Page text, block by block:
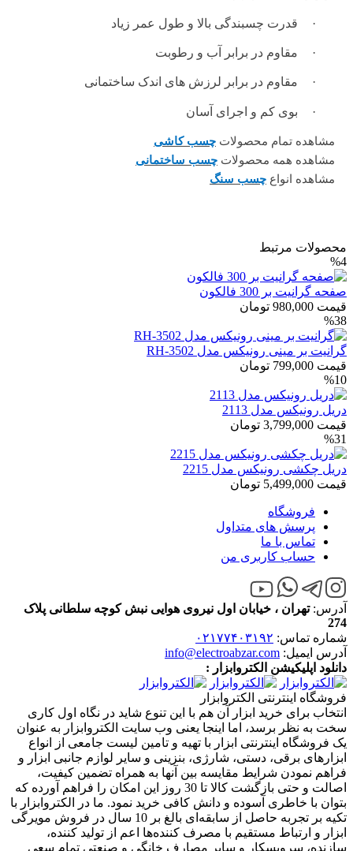
· قدرت چسبندگی بالا و طول عمر زیاد
· مقاوم در برابر آب و رطوبت
· مقاوم در برابر لرزش های اندک ساختمانی
· بوی کم و اجرای آسان
مشاهده تمام محصولات چسب کاشی
مشاهده همه محصولات چسب ساختمانی
مشاهده انواع چسب سنگ
محصولات مرتبط
%4
صفحه گرانیت بر 300 فالکون
قیمت 980,000 تومان
%38
گرانیت بر مینی رونیکس مدل RH-3502
قیمت 799,000 تومان
%10
دریل رونیکس مدل 2113
قیمت 3,799,000 تومان
%31
دریل چکشی رونیکس مدل 2215
قیمت 5,499,000 تومان
فروشگاه
پرسش های متداول
تماس با ما
حساب کاربری من
آدرس:تهران ، خیابان اول نیروی هوایی نبش کوچه سلطانی پلاک
274
شماره تماس: ۰۲۱۷۷۴۰۳۱۹۲
آدرس ایمیل: info@electroabzar.com
دانلود اپلیکیشن الکتروابزار :
فروشگاه اینترنتی الکتروابزار
انتخاب برای خرید ابزار آن هم با این تنوع شاید در نگاه اول کاری
سخت به نظر برسد، اما اینجا یعنی وب سایت الکتروابزار به عنوان
یک فروشگاه اینترنتی ابزار با تهیه و تامین لیست جامعی از انواع
ابزار‌های برقی، دستی، شارژی، بنزینی و سایر لوازم جانبی ابزار و
فراهم نمودن شرایط مقایسه بین آنها به همراه تضمین کیفیت،
اصالت و حتی بازگشت کالا تا 30 روز این امکان را فراهم آورده که
بتوان با خاطری آسوده و دانش کافی خرید نمود. ما در الکتروابزار با
تکیه بر تجربه حاصل از سابقه‌ای بالغ بر 10 سال در فروش مویرگی
ابزار و ارتباط مستقیم با مصرف کننده‌ها اعم از تولید کننده،
سازنده، سرویسکار و سایر مصارف خانگی و صنعتی تمام سعی